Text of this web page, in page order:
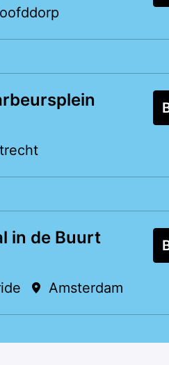
in de Buurt
Amsterdam